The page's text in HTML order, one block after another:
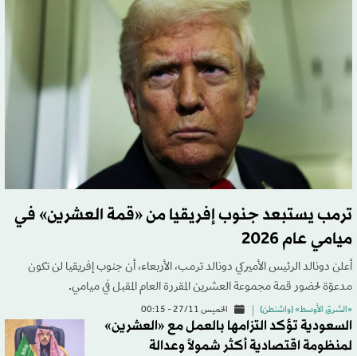
ترمب يستبعد جنوب إفريقيا من «قمة العشرين» في
ميامي عام 2026
أعلن دونالد الرئيس الأميركي دونالد ترمب، الأربعاء، أن جنوب إفريقيا لن تكون
مدعوّة لحضور قمة مجموعة العشرين المقررة العام المقبل في ميامي.
«الشرق الأوسط» (واشنطن) الخميس 27/11 - 00:15
السعودية تؤكد التزامها بالعمل مع «العشرين»
لمنظومة اقتصادية أكثر شمولاً وعدالة